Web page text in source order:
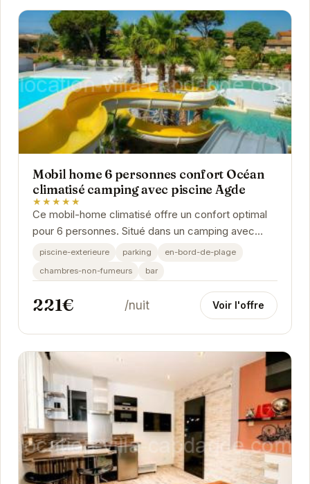
Mobil home 6 personnes confort Océan
climatisé camping avec piscine Agde
★★★★★
Ce mobil-home climatisé offre un confort optimal
pour 6 personnes. Situé dans un camping avec
piscine à Agde, il est idéalement placé pour...
piscine-exterieure parking
en-bord-de-plage
chambres-non-fumeurs
bar
221€ /nuit Voir l'offre